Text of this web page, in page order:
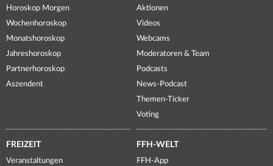
Horoskop Morgen
Wochenhoroskop
Monatshoroskop
Jahreshoroskop
Partnerhoroskop
Aszendent
Aktionen
Videos
Webcams
Moderatoren & Team
Podcasts
News-Podcast
Themen-Ticker
Voting
FREIZEIT
Veranstaltungen
FFH-WELT
FFH-App